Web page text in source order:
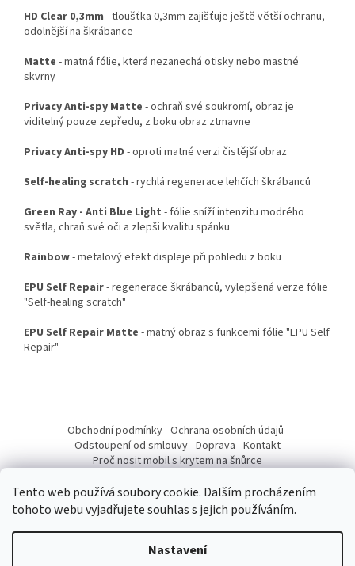
Tento web používá soubory cookie. Dalším procházením
tohoto webu vyjadřujete souhlas s jejich používáním.
Nastavení
HD Clear 0,3mm - tloušťka 0,3mm zajišťuje ještě větší ochranu,
odolnější na škrábance
Matte - matná fólie, která nezanechá otisky nebo mastné
skvrny
Privacy Anti-spy Matte - ochraň své soukromí, obraz je
viditelný pouze zepředu, z boku obraz ztmavne
Privacy Anti-spy HD - oproti matné verzi čistější obraz
Self-healing scratch - rychlá regenerace lehčích škrábanců
Green Ray - Anti Blue Light - fólie sníží intenzitu modrého
světla, chraň své oči a zlepši kvalitu spánku
Rainbow- metalový efekt displeje při pohledu z boku
EPU Self Repair- regenerace škrábanců, vylepšená verze fólie
"Self-healing scratch"
EPU Self Repair Matte - matný obraz s funkcemi fólie "EPU Self
Repair"
a
Obchodní podmínky Ochrana osobních údajů
Odstoupení od smlouvy Doprava Kontakt
Proč nosit mobil s krytem na šnůrce
Vytvořil Shoptet